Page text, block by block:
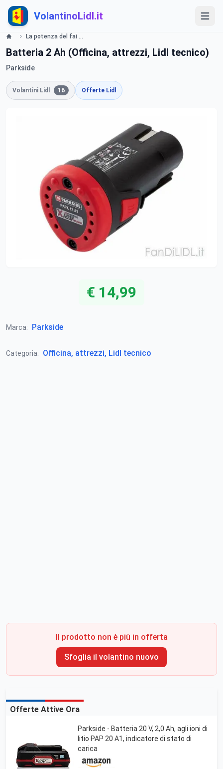
VolantinoLidl.it
La potenza del fai da te - LIDL Catalogue - Offerte valide dal 23 maggio 2019 Lidl
Batteria 2 Ah (Officina, attrezzi, Lidl tecnico)
Parkside
Volantini Lidl 16 Offerte Lidl
€ 14,99
Marca: Parkside
Categoria: Officina, attrezzi, Lidl tecnico
Il prodotto non è più in offerta
Sfoglia il volantino nuovo
Offerte Attive Ora
Parkside - Batteria 20 V, 2,0 Ah, agli ioni di
litio PAP 20 A1, indicatore di stato di
carica